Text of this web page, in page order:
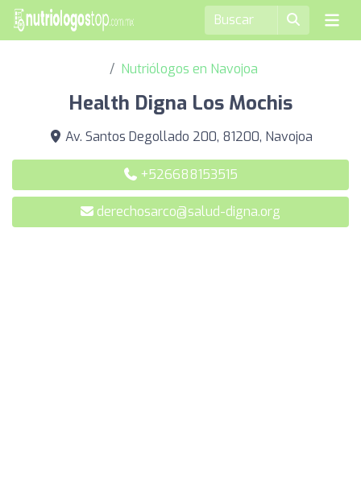
Nutriólogos en Navojoa
Health Digna Los Mochis
Av. Santos Degollado 200, 81200, Navojoa
+526688153515
derechosarco@salud-digna.org